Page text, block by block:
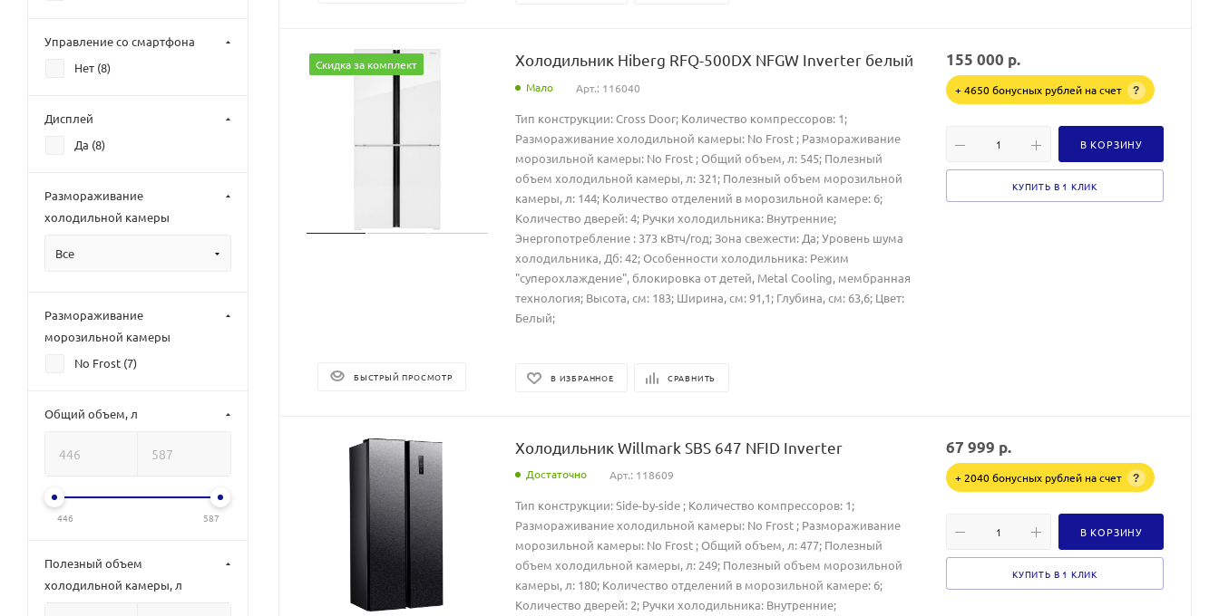
Скидка за комплект
БЫСТРЫЙ ПРОСМОТР
Холодильник Hiberg RFQ-500DX NFGW Inverter белый
Мало Арт.: 116040
Тип конструкции: Cross Door; Количество компрессоров: 1;
Размораживание холодильной камеры: No Frost ; Размораживание
морозильной камеры: No Frost ; Общий объем, л: 545; Полезный
объем холодильной камеры, л: 321; Полезный объем морозильной
камеры, л: 144; Количество отделений в морозильной камере: 6;
Количество дверей: 4; Ручки холодильника: Внутренние;
Энергопотребление : 373 кВтч/год; Зона свежести: Да; Уровень шума
холодильника, Дб: 42; Особенности холодильника: Режим
"суперохлаждение", блокировка от детей, Metal Cooling, мембранная
технология; Высота, см: 183; Ширина, см: 91,1; Глубина, см: 63,6; Цвет:
Белый;
В ИЗБРАННОЕ СРАВНИТЬ
155 000 р.
+ 4650 бонусных рублей на счет ?
В КОРЗИНУ
КУПИТЬ В 1 КЛИК
Холодильник Willmark SBS 647 NFID Inverter
Достаточно Арт.: 118609
Тип конструкции: Side-by-side ; Количество компрессоров: 1;
Размораживание холодильной камеры: No Frost ; Размораживание
морозильной камеры: No Frost ; Общий объем, л: 477; Полезный
объем холодильной камеры, л: 249; Полезный объем морозильной
камеры, л: 180; Количество отделений в морозильной камере: 6;
Количество дверей: 2; Ручки холодильника: Внутренние;
67 999 р.
+ 2040 бонусных рублей на счет ?
В КОРЗИНУ
КУПИТЬ В 1 КЛИК
Управление со смартфона
Нет (8)
Дисплей
Да (8)
Размораживание
холодильной камеры
Все
Размораживание
морозильной камеры
No Frost (7)
Общий объем, л
446 587
Полезный объем
холодильной камеры, л